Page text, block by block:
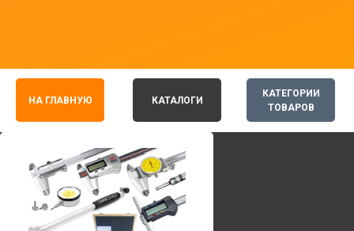
КАТЕГОРИИ
ТОВАРОВ
НА ГЛАВНУЮ КАТАЛОГИ